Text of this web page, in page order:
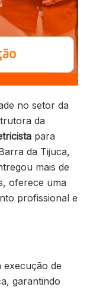
no setor da
da
para
da Tijuca,
mais de
oferece uma
profissional e
execução de
garantindo